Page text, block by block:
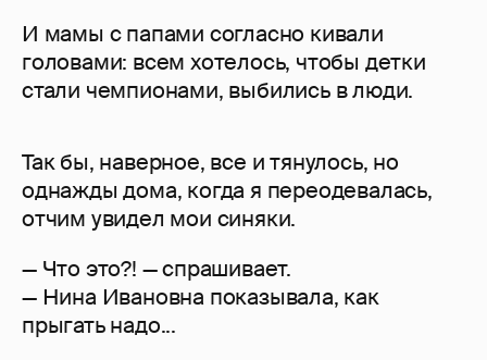
И мамы с папами согласно кивали
головами: всем хотелось, чтобы детки
стали чемпионами, выбились в люди.
Так бы, наверное, все и тянулось, но
однажды дома, когда я переодевалась,
отчим увидел мои синяки.
— Что это?! — спрашивает.
— Нина Ивановна показывала, как
прыгать надо...